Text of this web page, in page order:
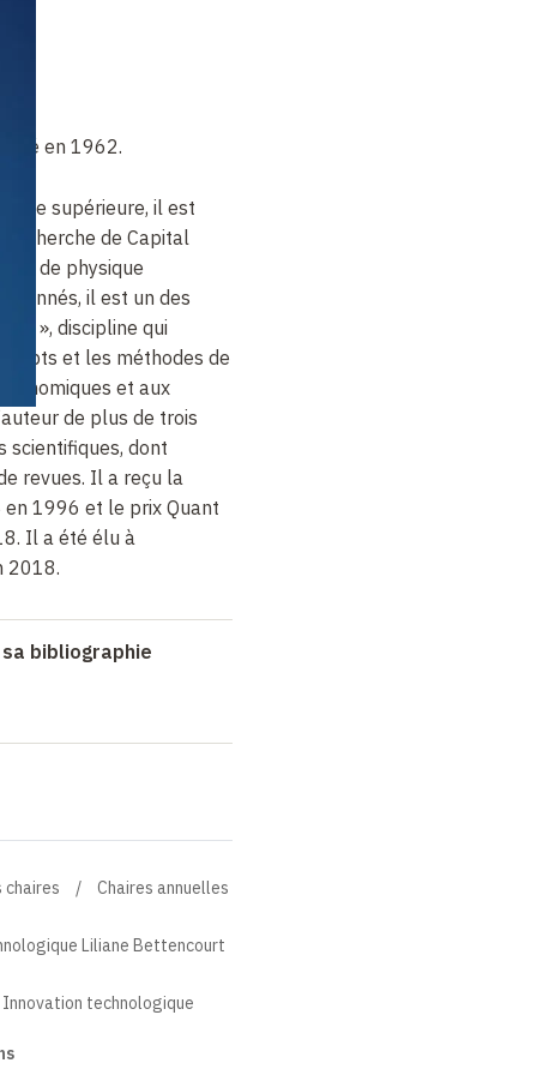
né en 1962.
supérieure, il est
de Capital
de physique
il est un des
», discipline qui
et les méthodes de
et aux
de plus de trois
scientifiques, dont
revues. Il a reçu la
en 1996 et le prix Quant
Il a été élu à
2018.
bibliographie
chaires Chaires annuelles
Liliane Bettencourt
technologique